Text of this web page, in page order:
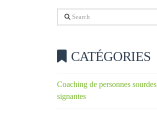
Search
CATÉGORIES
Coaching de personnes sourdes
signantes